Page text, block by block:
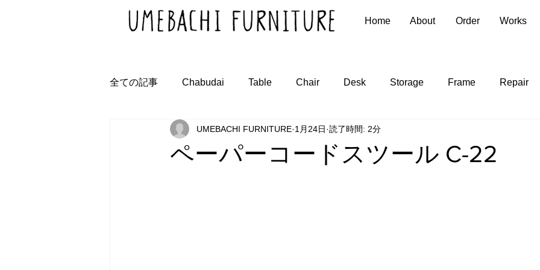
Home About Order Works
全ての記事 Chabudai Table Chair Desk Storage Frame Repair
ペーパーコードスツール C-22
UMEBACHI FURNITURE 1月24日 読了時間: 2分